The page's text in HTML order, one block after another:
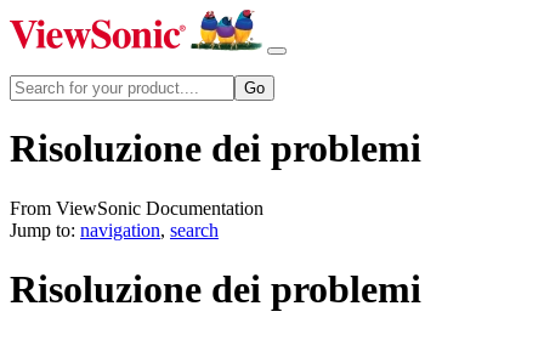
Risoluzione dei problemi
From ViewSonic Documentation
Jump to: navigation, search
Risoluzione dei problemi